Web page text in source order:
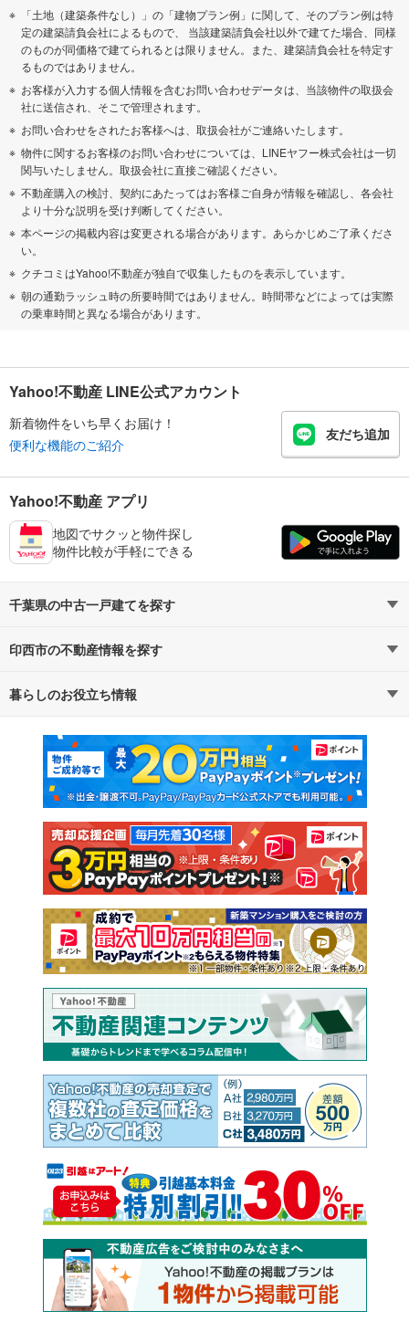
「土地（建築条件なし）」の「建物プラン例」に関して、そのプラン例は特
定の建築請負会社によるもので、 当該建築請負会社以外で建てた場合、同様
のものが同価格で建てられるとは限りません。また、建築請負会社を特定す
るものではありません。
お客様が入力する個人情報を含むお問い合わせデータは、当該物件の取扱会
社に送信され、そこで管理されます。
お問い合わせをされたお客様へは、取扱会社がご連絡いたします。
物件に関するお客様のお問い合わせについては、LINEヤフー株式会社は一切
関与いたしません。取扱会社に直接ご確認ください。
不動産購入の検討、契約にあたってはお客様ご自身が情報を確認し、各会社
より十分な説明を受け判断してください。
本ページの掲載内容は変更される場合があります。あらかじめご了承くださ
い。
クチコミはYahoo!不動産が独自で収集したものを表示しています。
朝の通勤ラッシュ時の所要時間ではありません。時間帯などによっては実際
の乗車時間と異なる場合があります。
Yahoo!不動産 LINE公式アカウント
新着物件をいち早くお届け！
便利な機能のご紹介
友だち追加
Yahoo!不動産 アプリ
地図でサクッと物件探し
物件比較が手軽にできる
千葉県の中古一戸建てを探す
路線・駅から探す
通勤・通学時間から探す
印西市の不動産情報を探す
不動産・住宅
新築マンション 中古マンション
新築一戸建て 中古一戸建て
注文住宅 土地
売却査定
暮らしのお役立ち情報
マンションカタログ 教えて！住まいの先生